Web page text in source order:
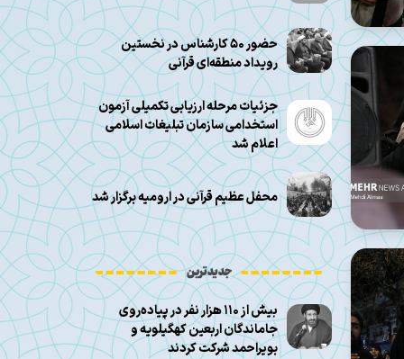
حضور ۵۰ کارشناس در نخستین
رویداد منطقه‌ای قرآنی
جزئیات مرحله ارزیابی تکمیلی آزمون
استخدامی سازمان تبلیغات اسلامی
اعلام شد
محفل عظیم قرآنی در ارومیه برگزار شد
جدیدترین
بیش از ۱۱۰ هزار نفر در پیاده‌روی
جاماندگان اربعین کهگیلویه و
بویراحمد شرکت کردند